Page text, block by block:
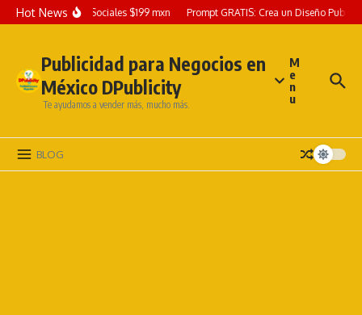
Hot News
para Redes Sociales $199 mxn Prompt GRATIS: Crea un Diseño
Publicidad para Negocios en
México DPublicity
Te ayudamos a vender más, mucho más.
M
e
n
u
BLOG